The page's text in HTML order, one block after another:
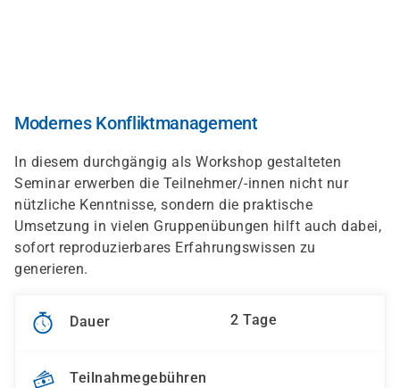
Modernes Konfliktmanagement
In diesem durchgängig als Workshop gestalteten
Seminar erwerben die Teilnehmer/-innen nicht nur
nützliche Kenntnisse, sondern die praktische
Umsetzung in vielen Gruppenübungen hilft auch dabei,
sofort reproduzierbares Erfahrungswissen zu
generieren.
Dauer 2 Tage
Teilnahmegebühren